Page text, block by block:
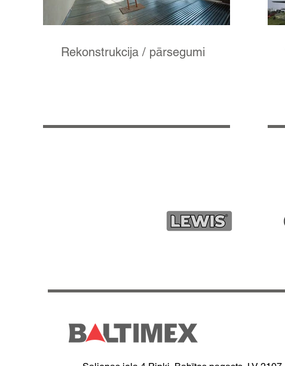
Rekonstrukcija / pārsegumi